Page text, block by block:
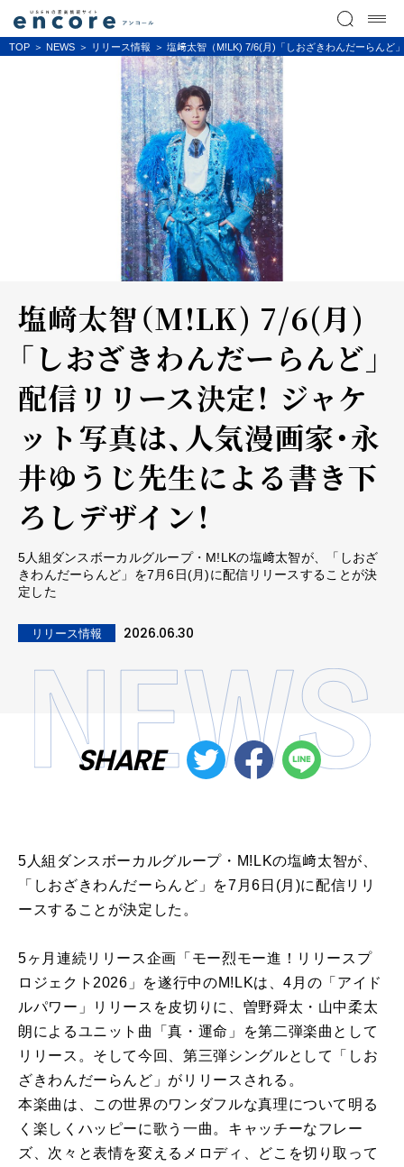
TOP NEWS リリース情報 塩﨑太智（M!LK) 7/6(月)「しおざきわんだーらんど
塩﨑太智（M!LK) 7/6(月)
「しおざきわんだーらんど」
配信リリース決定！ ジャケ
ット写真は、人気漫画家・永
井ゆうじ先生による書き下
ろしデザイン！
5人組ダンスボーカルグループ・M!LKの塩﨑太智が、「しおざ
きわんだーらんど」を7月6日(月)に配信リリースすることが決
定した
リリース情報 2026.06.30
SHARE
5人組ダンスボーカルグループ・M!LKの塩﨑太智が、
「しおざきわんだーらんど」を7月6日(月)に配信リリ
ースすることが決定した。
5ヶ月連続リリース企画「モー烈モー進！リリースプ
ロジェクト2026」を遂行中のM!LKは、4月の「アイド
ルパワー」リリースを皮切りに、曽野舜太・山中柔太
朗によるユニット曲「真・運命」を第二弾楽曲として
リリース。そして今回、第三弾シングルとして「しお
ざきわんだーらんど」がリリースされる。
本楽曲は、この世界のワンダフルな真理について明る
く楽しくハッピーに歌う一曲。キャッチーなフレー
ズ、次々と表情を変えるメロディ、どこを切り取って